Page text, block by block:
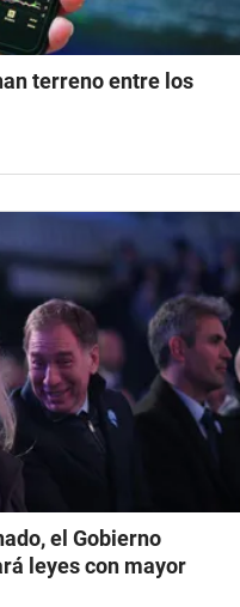
terreno entre los
el Gobierno
leyes con mayor